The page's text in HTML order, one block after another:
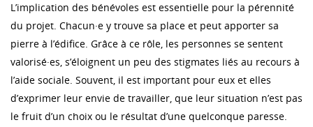
L’implication des bénévoles est essentielle pour la pérennité
du projet. Chacun·e y trouve sa place et peut apporter sa
pierre à l’édifice. Grâce à ce rôle, les personnes se sentent
valorisé·es, s’éloignent un peu des stigmates liés au recours à
l’aide sociale. Souvent, il est important pour eux et elles
d’exprimer leur envie de travailler, que leur situation n’est pas
le fruit d’un choix ou le résultat d’une quelconque paresse.